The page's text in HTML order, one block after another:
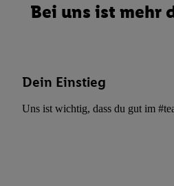
Bei uns ist mehr
Dein Einstieg
Uns ist wichtig, dass du gut im